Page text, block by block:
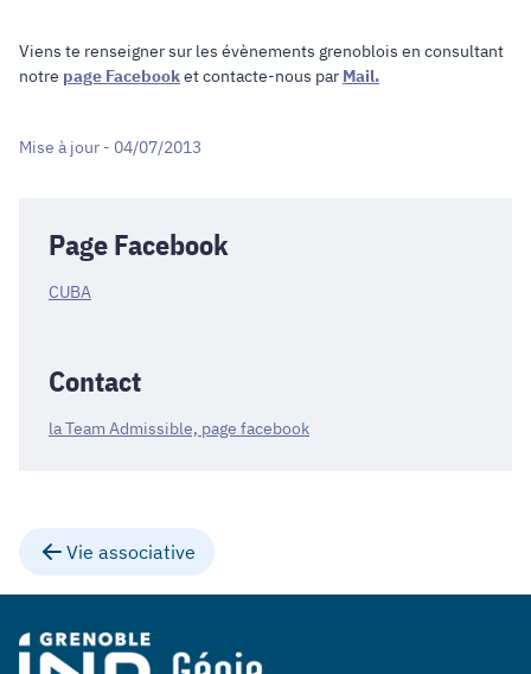
Viens te renseigner sur les évènements grenoblois en consultant
notre page Facebooket contacte-nous par Mail.
Mise à jour - 04/07/2013
Page Facebook
CUBA
Contact
la Team Admissible, page facebook
Vie associative